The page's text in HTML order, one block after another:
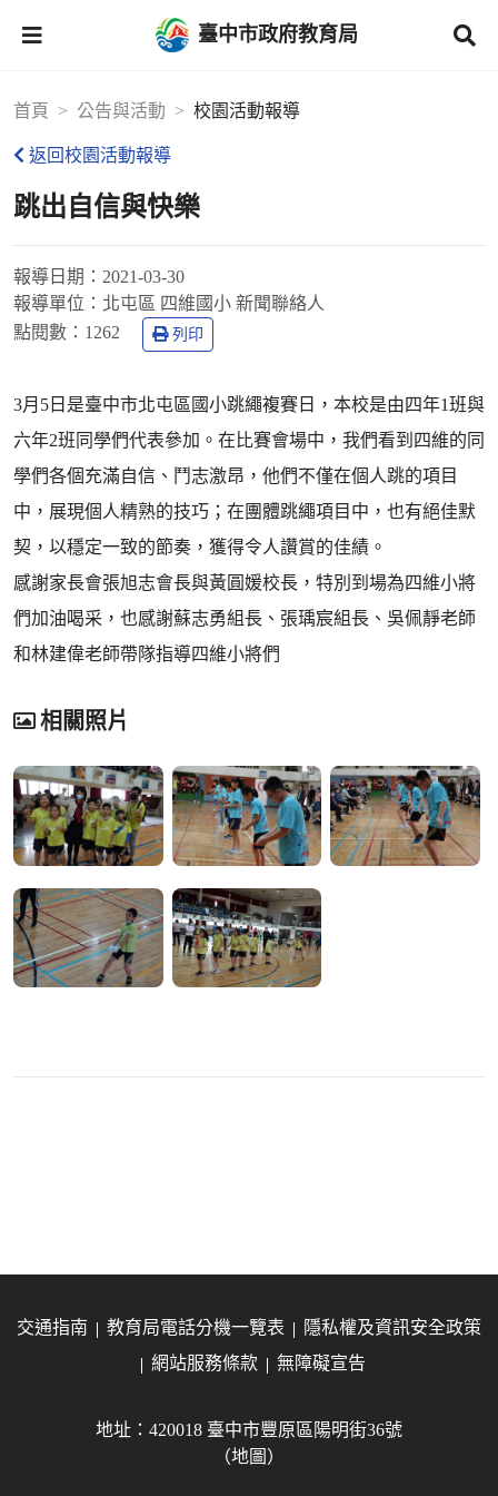
臺中市政府教育局
首頁 公告與活動 校園活動報導
返回校園活動報導
跳出自信與快樂
報導日期： 2021-03-30
報導單位： 北屯區 四維國小 新聞聯絡人
點閱數： 1262 列印
3月5日是臺中市北屯區國小跳繩複賽日，本校是由四年1班與
六年2班同學們代表參加。在比賽會場中，我們看到四維的同
學們各個充滿自信、鬥志激昂，他們不僅在個人跳的項目
中，展現個人精熟的技巧；在團體跳繩項目中，也有絕佳默
契，以穩定一致的節奏，獲得令人讚賞的佳績。
感謝家長會張旭志會長與黃圓媛校長，特別到場為四維小將
們加油喝采，也感謝蘇志勇組長、張瑀宸組長、吳佩靜老師
和林建偉老師帶隊指導四維小將們
相關照片
交通指南 教育局電話分機一覽表
隱私權及資訊安全政策
網站服務條款
無障礙宣告
地址：420018 臺中市豐原區陽明街36號
（地圖）